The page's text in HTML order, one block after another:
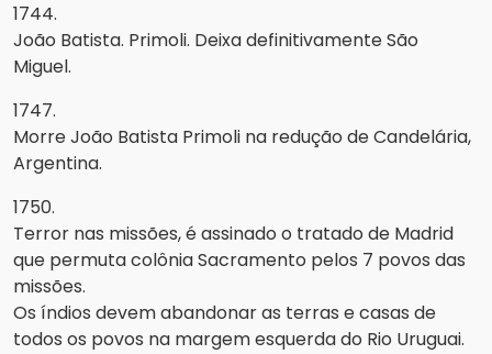
1744.
João Batista. Primoli. Deixa definitivamente São
Miguel.
1747.
Morre João Batista Primoli na redução de Candelária,
Argentina.
1750.
Terror nas missões, é assinado o tratado de Madrid
que permuta colônia Sacramento pelos 7 povos das
missões.
Os índios devem abandonar as terras e casas de
todos os povos na margem esquerda do Rio Uruguai.